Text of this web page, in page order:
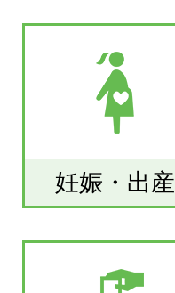
妊娠・出産